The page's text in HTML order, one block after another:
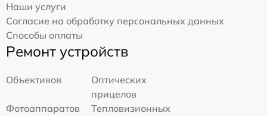
Наши услуги
Согласие на обработку персональных данных
Способы оплаты
Ремонт устройств
Объективов
Оптических
прицелов
Фотоаппаратов
Тепловизионных